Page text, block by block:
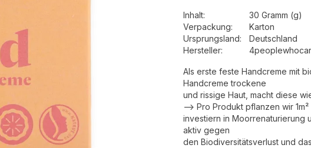
Inhalt:
30 Gramm (g)
Verpackung:
Karton
Ursprungsland:
Deutschland
Hersteller:
Als erste feste Handcreme mit
Handcreme trockene
und rissige Haut, macht diese
--> Pro Produkt pflanzen wir
investiern in Moorrenaturierung
aktiv gegen
den Biodiversitätsverlust und